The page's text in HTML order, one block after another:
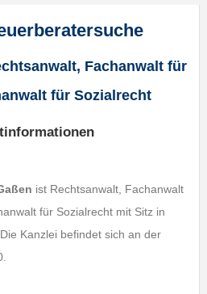
Fachanwalt für
für Sozialrecht
ist Rechtsanwalt, Fachanwalt
für Sozialrecht mit Sitz in
Kanzlei befindet sich an der